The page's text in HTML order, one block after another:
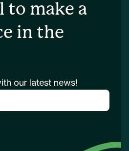
to make a
in the
our latest news!